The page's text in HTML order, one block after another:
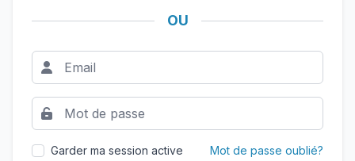
OU
Garder ma session active Mot de passe oublié?